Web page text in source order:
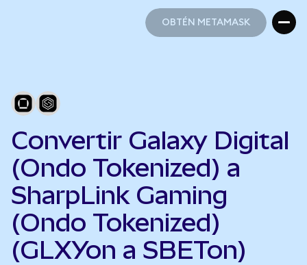
OBTÉN METAMASK
Convertir Galaxy Digital
(Ondo Tokenized) a
SharpLink Gaming
(Ondo Tokenized)
(GLXYon a SBETon)